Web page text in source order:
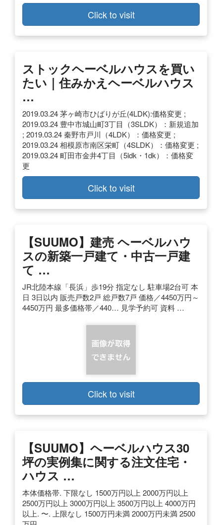
Click to visit
ストックヘーベルハウスを買い
たい｜住みかえヘーベルハウス
…
2019.03.24 茅ヶ崎市ひばりが丘(4LDK):価格変更 ;
2019.03.24 豊中市城山町3丁目（3SLDK）：新規追加
; 2019.03.24 秦野市戸川（4LDK）：価格変更 ;
2019.03.24 相模原市南区栄町（4SLDK）：価格変更 ;
2019.03.24 町田市金井4丁目（5ldk・1dk）：価格変
更
Click to visit
【SUUMO】建売 ヘーベルハウ
スの新築一戸建て・中古一戸建
て …
JR北陸本線「長浜」歩19分 指定なし 駐車場2台可 本
日 3日以内 販売戸数2戸 総戸数7戸 価格／4450万円～
4450万円 最多価格帯／440… 見学予約可 資料 …
Click to visit
【SUUMO】ヘーベルハウス30
坪の実例集に関する注文住宅・
ハウス …
本体価格帯. 下限なし 1500万円以上 2000万円以上
2500万円以上 3000万円以上 3500万円以上 4000万円
以上. 〜. 上限なし 1500万円未満 2000万円未満 2500